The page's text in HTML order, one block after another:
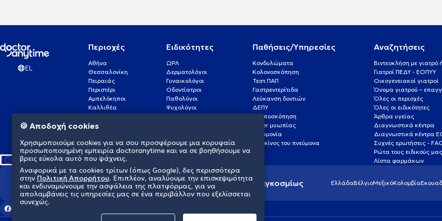
EL
Περιοχές
Αθήνα
Θεσσαλονίκη
Πειραιάς
Περιστέρι
Αμπελόκηποι
Καλλιθέα
Πάτρα
Γλυφάδα
Νέα Σμύρνη
Ειδικότητες
ΩΡΛ
Δερματολόγοι
Γυναικολόγοι
Οδοντίατροι
Παθολόγοι
Ψυχολόγοι
Οφθαλμίατροι
Καρδιολόγοι
Παθήσεις/Υπηρεσίες
Κονδυλώματα
Κολονοσκόπηση
Τεστ ΠΑΠ
Γαστρεντερίτιδα
Λεύκανση δοντιών
ΔΕΠΥ
Κολποσκόπηση
Laser μυωπίας
Πνευμονία
Καρκίνος του πνεύμονα
Αναζητήσεις
Βιντεοκλήση με
Γιατροί ΠΕΔΥ - ΕΟΠΥΥ
Οικογενειακοί γιατροί
Όνομα γιατρού –
Όλες οι περιοχές
Όλες οι ειδικότητες
Άρθρα υγείας
Διαγνωστικά κέντρα
Διαγνωστικά κέντρα
Συχνές ερωτήσεις -
Ρώτα τους ειδικούς
Λίστα φαρμάκων
Διαμορφώνουμε το μέλλον της υγείας παγκοσμίως ΕλλάδαΒέλγιοΜεξικόΚολομβία
🍪 Αποδοχή cookies
Χρησιμοποιούμε cookies για να σου προσφέρουμε μια κορυφαία
προσωποποιημένη εμπειρία doctoranytime και να σε βοηθήσουμε να
βρεις εύκολα αυτό που ψάχνεις.
Αναφορικά με τα cookies τρίτων (όπως Google), δες περισσότερα
στην Πολιτική Απορρήτου. Επιπλέον, αναλύουμε την επισκεψιμότητα
και ενδυναμώνουμε την ασφάλεια της πλατφόρμας, για να
απολαμβάνεις τις υπηρεσίες μας σε ένα περιβάλλον που εξελίσσεται
συνεχώς.